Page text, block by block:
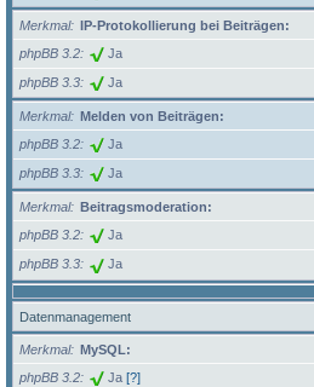
Merkmal
IP-Protokollierung bei Beiträgen:
phpBB 3.2
Ja
phpBB 3.3 Ja
Merkmal
Melden von Beiträgen:
phpBB 3.2
Ja
phpBB 3.3 Ja
Merkmal
Beitragsmoderation:
phpBB 3.2
Ja
phpBB 3.3 Ja
Datenmanagement
Merkmal
MySQL:
phpBB 3.2
Ja [?]